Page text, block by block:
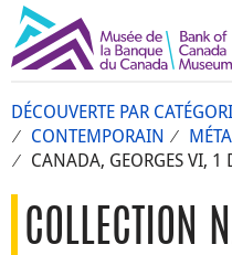
DÉCOUVERTE PAR
CONTEMPORAIN
CANADA, GEORGES VI,
COLLECTION